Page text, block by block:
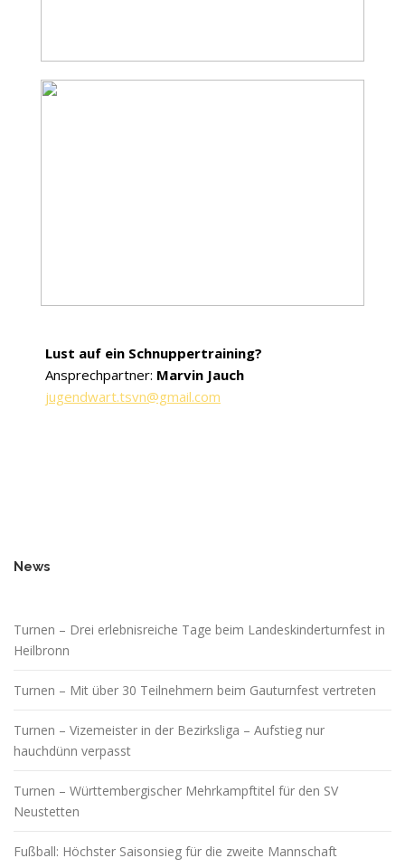
Lust auf ein Schnuppertraining?
Ansprechpartner: Marvin Jauch
jugendwart.tsvn@gmail.com
News
Turnen – Drei erlebnisreiche Tage beim Landeskinderturnfest in
Heilbronn
Turnen – Mit über 30 Teilnehmern beim Gauturnfest vertreten
Turnen – Vizemeister in der Bezirksliga – Aufstieg nur
hauchdünn verpasst
Turnen – Württembergischer Mehrkampftitel für den SV
Neustetten
Fußball: Höchster Saisonsieg für die zweite Mannschaft